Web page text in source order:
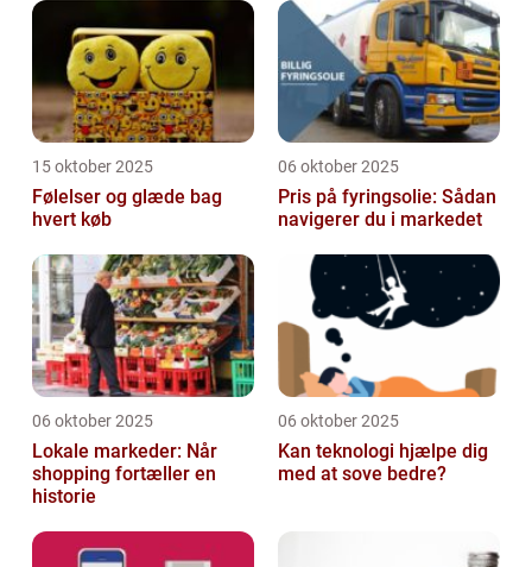
15 oktober 2025
Følelser og glæde bag
hvert køb
06 oktober 2025
Pris på fyringsolie: Sådan
navigerer du i markedet
06 oktober 2025
Lokale markeder: Når
shopping fortæller en
historie
06 oktober 2025
Kan teknologi hjælpe dig
med at sove bedre?